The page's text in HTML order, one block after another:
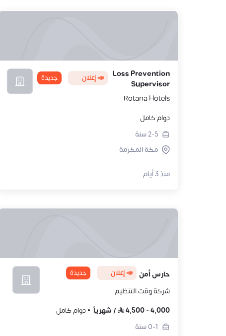
Loss Prevention
Supervisor
📣 إعلان جديدة
Rotana Hotels
دوام كامل
2-5سنة
مكة المكرمة
منذ 3 أيام
حارس أمن 📣 إعلان جديدة
شركة وقت التنظيم
4,000
-
4,500
/ شهرياً
دوام كامل
0-1سنة